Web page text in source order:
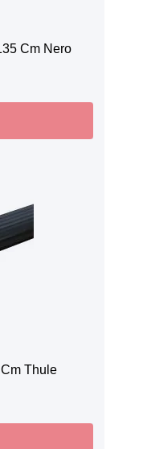
Cm Nero
Thule